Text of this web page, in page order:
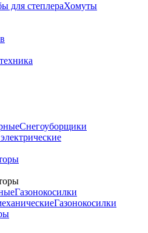
для степлераХомуты
Снегоуборщики
Газонокосилки
Газонокосилки